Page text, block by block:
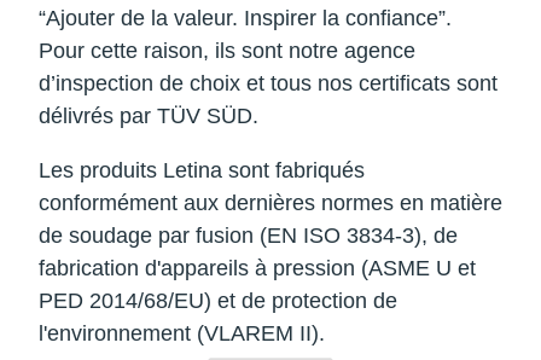
“Ajouter de la valeur. Inspirer la confiance”.
Pour cette raison, ils sont notre agence
d’inspection de choix et tous nos certificats sont
délivrés par TÜV SÜD.
Les produits Letina sont fabriqués
conformément aux dernières normes en matière
de soudage par fusion (EN ISO 3834-3), de
fabrication d'appareils à pression (ASME U et
PED 2014/68/EU) et de protection de
l'environnement (VLAREM II).